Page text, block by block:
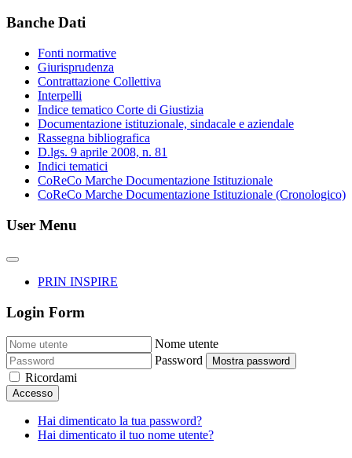
Banche Dati
Fonti normative
Giurisprudenza
Contrattazione Collettiva
Interpelli
Indice tematico Corte di Giustizia
Documentazione istituzionale, sindacale e aziendale
Rassegna bibliografica
D.lgs. 9 aprile 2008, n. 81
Indici tematici
CoReCo Marche Documentazione Istituzionale
CoReCo Marche Documentazione Istituzionale (Cronologico)
User Menu
PRIN INSPIRE
Login Form
Nome utente
Password
Mostra password
Ricordami
Accesso
Hai dimenticato la tua password?
Hai dimenticato il tuo nome utente?